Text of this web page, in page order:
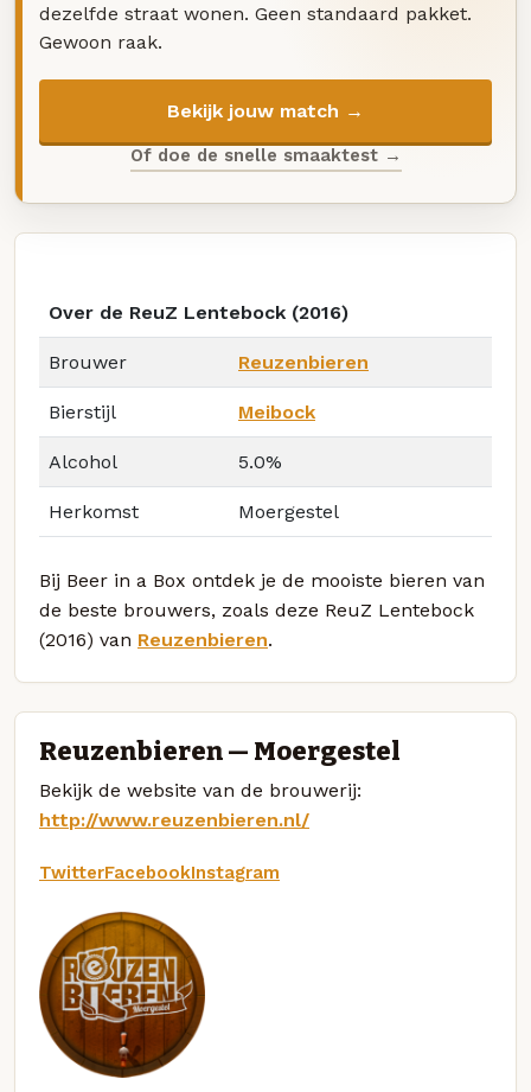
dezelfde straat wonen. Geen standaard pakket.
Gewoon raak.
Bekijk jouw match →
Of doe de snelle smaaktest →
Over de ReuZ Lentebock (2016)
Brouwer Reuzenbieren
Bierstijl Meibock
Alcohol 5.0%
Herkomst Moergestel
Bij Beer in a Box ontdek je de mooiste bieren van
de beste brouwers, zoals deze ReuZ Lentebock
(2016) van Reuzenbieren.
Reuzenbieren — Moergestel
Bekijk de website van de brouwerij:
http://www.reuzenbieren.nl/
TwitterFacebookInstagram